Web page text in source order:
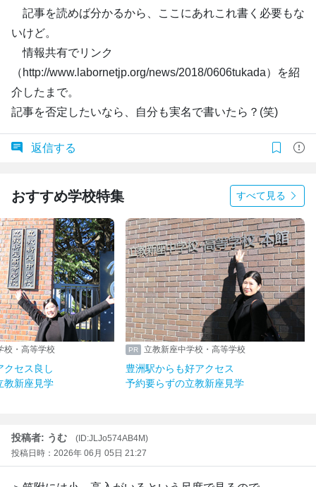
記事を読めば分かるから、ここにあれこれ書く必要もな
いけど。
情報共有でリンク
（http://www.labornetjp.org/news/2018/0606tukada）を紹
介したまで。
記事を否定したいなら、自分も実名で書いたら？(笑)
返信する
おすすめ学校特集 すべて見る
校・高等学校
クセス良し
教新座見学
立教新座中学校・高等学校
豊洲駅からも好アクセス
予約要らずの立教新座見学
投稿者: うむ
(ID:JLJo574AB4M)
投稿日時：2026年 06月 05日 21:27